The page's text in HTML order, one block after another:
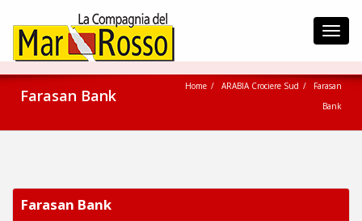
Farasan Bank Home ARABIA Crociere Sud
Farasan
Bank
Farasan Bank